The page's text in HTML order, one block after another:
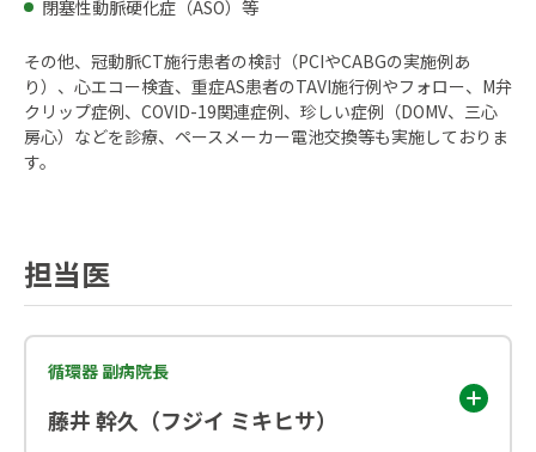
閉塞性動脈硬化症（ASO）等
その他、冠動脈CT施行患者の検討（PCIやCABGの実施例あ
り）、心エコー検査、重症AS患者のTAVI施行例やフォロー、M弁
クリップ症例、COVID-19関連症例、珍しい症例（DOMV、三心
房心）などを診療、ペースメーカー電池交換等も実施しておりま
す。
担当医
循環器 副病院長
藤井 幹久（フジイ ミキヒサ）